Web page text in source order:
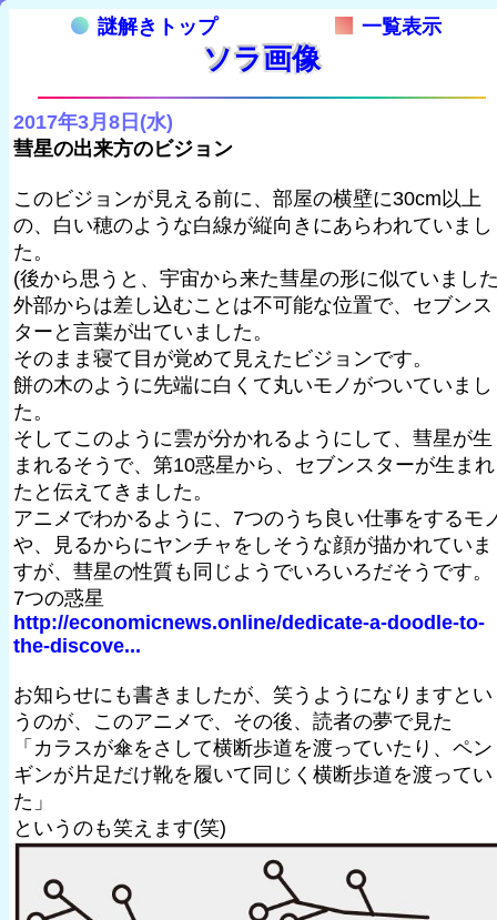
謎解きトップ 一覧表示
ソラ画像
2017年3月8日(水)
彗星の出来方のビジョン
このビジョンが見える前に、部屋の横壁に30cm以上
の、白い穂のような白線が縦向きにあらわれていまし
た。
(後から思うと、宇宙から来た彗星の形に似ていまし
外部からは差し込むことは不可能な位置で、セブンス
ターと言葉が出ていました。
そのまま寝て目が覚めて見えたビジョンです。
餅の木のように先端に白くて丸いモノがついていまし
た。
そしてこのように雲が分かれるようにして、彗星が生
まれるそうで、第10惑星から、セブンスターが生まれ
たと伝えてきました。
アニメでわかるように、7つのうち良い仕事をするモ
や、見るからにヤンチャをしそうな顔が描かれていま
すが、彗星の性質も同じようでいろいろだそうです。
7つの惑星
http://economicnews.online/dedicate-a-doodle-to-
the-discove...
お知らせにも書きましたが、笑うようになりますとい
うのが、このアニメで、その後、読者の夢で見た
「カラスが傘をさして横断歩道を渡っていたり、ペン
ギンが片足だけ靴を履いて同じく横断歩道を渡ってい
た」
というのも笑えます(笑)